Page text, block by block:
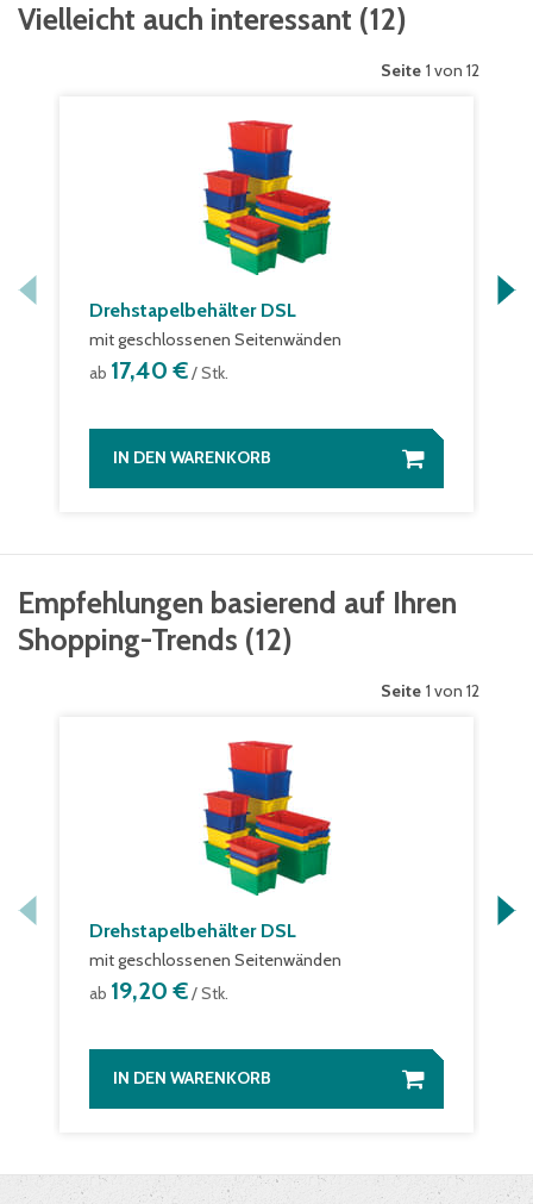
Vielleicht auch interessant (12)
Seite 1 von 12
Drehstapelbehälter DSL
mit geschlossenen Seitenwänden
ab 17,40 €/ Stk.
IN DEN WARENKORB
Empfehlungen basierend auf Ihren
Shopping-Trends (12)
Seite 1 von 12
Drehstapelbehälter DSL
mit geschlossenen Seitenwänden
ab 19,20 €/ Stk.
IN DEN WARENKORB